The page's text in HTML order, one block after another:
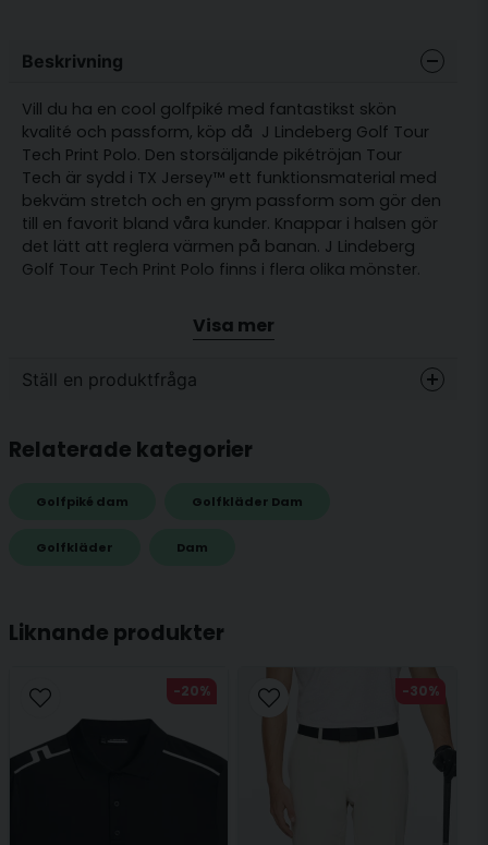
Liknande produkter
-20% -30%
Beskrivning
Vill du ha en cool golfpiké med fantastikst skön
kvalité och passform, köp då J Lindeberg Golf Tour
Tech Print Polo. Den storsäljande pikétröjan Tour
Tech är sydd i TX Jersey™ ett funktionsmaterial med
bekväm stretch och en grym passform som gör den
till en favorit bland våra kunder. Knappar i halsen gör
det lätt att reglera värmen på banan. J Lindeberg
Golf Tour Tech Print Polo finns i flera olika mönster.
Fuktionsmaterial med stretch
Material: 100% Polyester
Visa mer
Ställ en produktfråga
Fråga oss något om denna produkten...
name
Namn
email
Mejladress
Ja, ni får publicera min fråga
Relaterade kategorier
Golfpiké dam Golfkläder Dam
Golfkläder Dam